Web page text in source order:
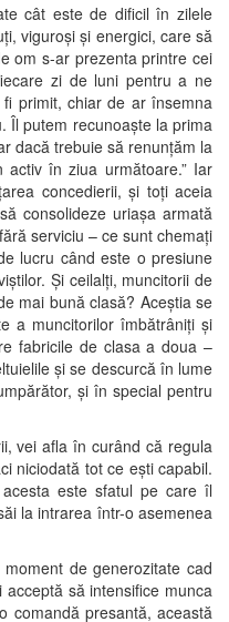
cât este de dificil în zilele
viguroși și energici, care să
om s-ar prezenta printre cei
zi de luni pentru a ne
primit, chiar de ar însemna
Îl putem recunoaște la prima
dacă trebuie să renunțăm la
în ziua următoare.” Iar
concedierii, și toți aceia
consolideze uriașa armată
serviciu – ce sunt chemați
lucru când este o presiune
Și ceilalți, muncitorii de
mai bună clasă? Aceștia se
a muncitorilor îmbătrâniți și
fabricile de clasa a doua –
și se descurcă în lume
și în special pentru
vei afla în curând că regula
niciodată tot ce ești capabil.
este sfatul pe care îl
la intrarea într-o asemenea
de generozitate cad
să intensifice munca
comandă presantă, această